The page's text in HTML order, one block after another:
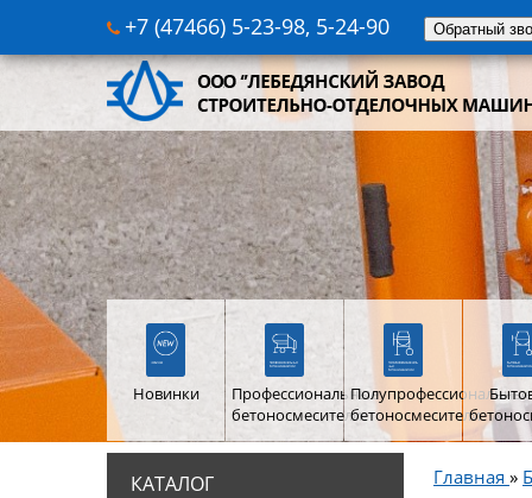
+7 (47466) 5-23-98, 5-24-90 Обратный
Новинки
Профессиональные
бетоносмесители
Полупрофессиональные
бетоносмесители
КАТАЛОГ Главная »